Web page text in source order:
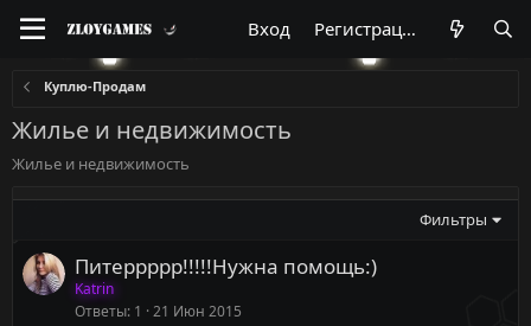
Вход Регистрация
Куплю-Продам
Жилье и недвижимость
Жилье и недвижимость
Фильтры
Питеррррр!!!!!Нужна помощь:)
Katrin
Ответы 1 21 Июн 2015